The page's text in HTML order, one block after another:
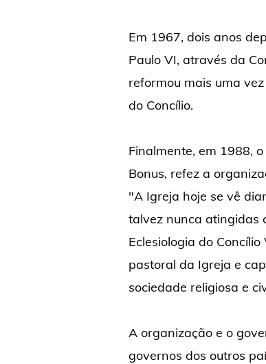
Em 1967, dois anos
Paulo VI, através da
reformou mais uma
do Concílio.
Finalmente, em 1988,
Bonus, refez a
"A Igreja hoje se vê
talvez nunca atingidas
Eclesiologia do
pastoral da Igreja e
sociedade religiosa e
A organização e o
governos dos outros